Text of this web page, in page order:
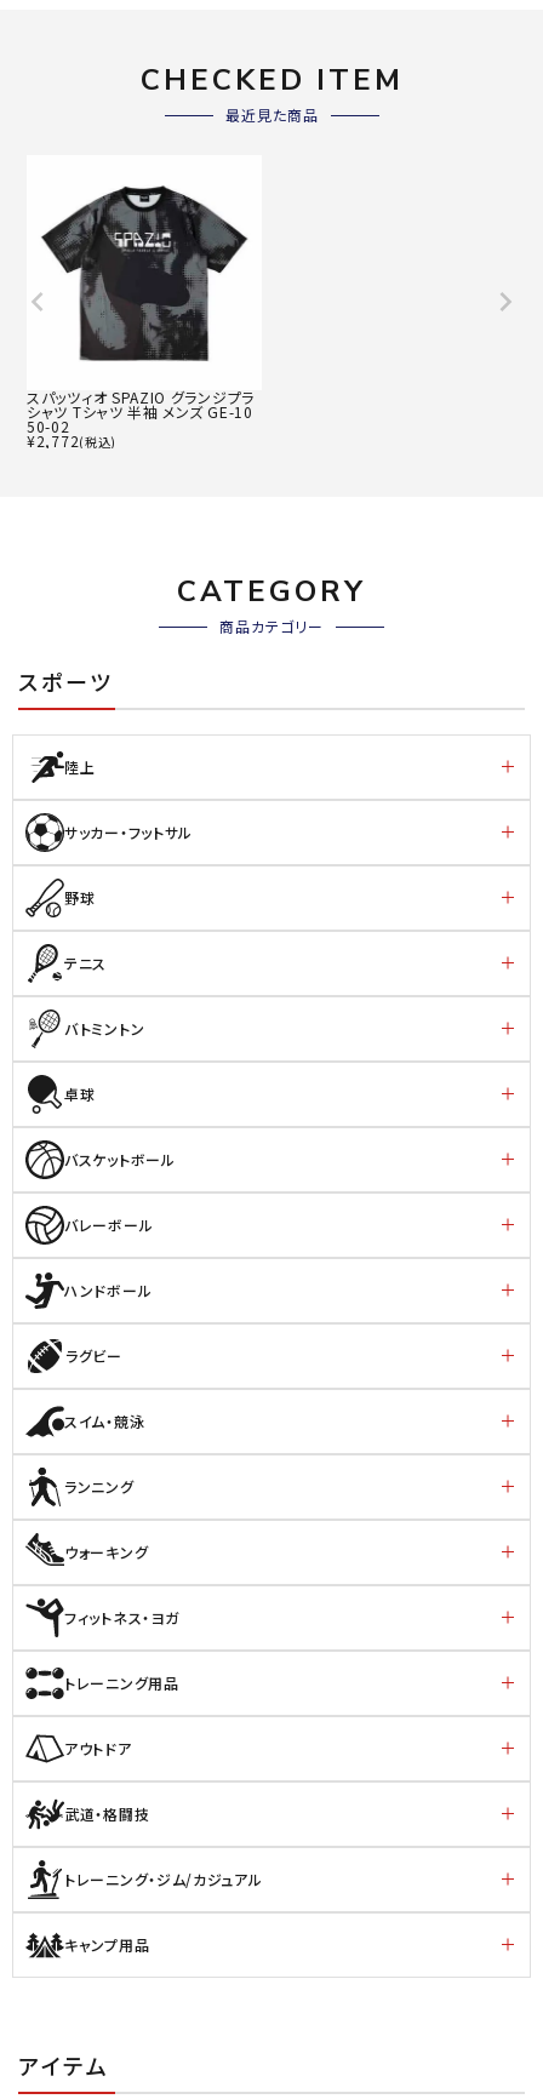
CHECKED ITEM
最近見た商品
スパッツィオ SPAZIO グランジプラ
シャツ Tシャツ 半袖 メンズ GE-10
50-02
¥2,772(税込)
CATEGORY
商品カテゴリー
スポーツ
陸上
サッカー・フットサル
野球
テニス
バトミントン
卓球
バスケットボール
バレーボール
ハンドボール
ラグビー
スイム・競泳
ランニング
ウォーキング
フィットネス・ヨガ
トレーニング用品
アウトドア
武道・格闘技
トレーニング・ジム/カジュアル
キャンプ用品
アイテム